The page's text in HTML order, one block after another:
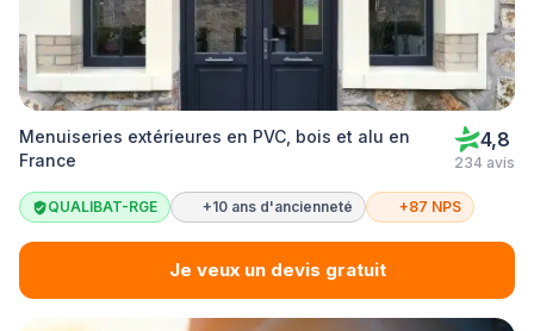
Menuiseries extérieures en PVC, bois et alu en
France
4,8
234 avis
QUALIBAT-RGE +10 ans d'ancienneté +87 NPS
Je veux un devis gratuit